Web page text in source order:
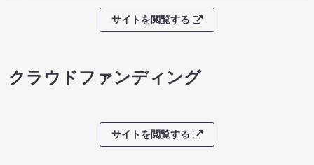
サイトを閲覧する
クラウドファンディング
サイトを閲覧する